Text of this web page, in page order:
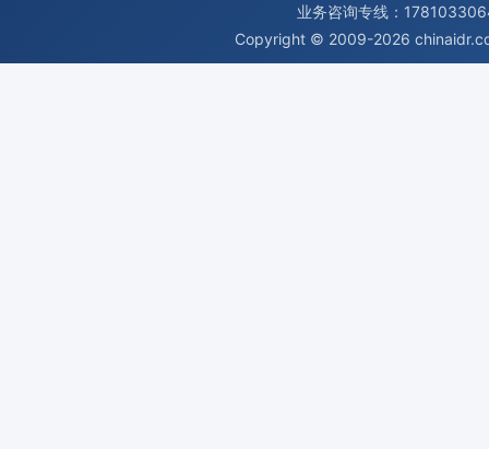
业务咨询专线：
Copyright © 2009-2026